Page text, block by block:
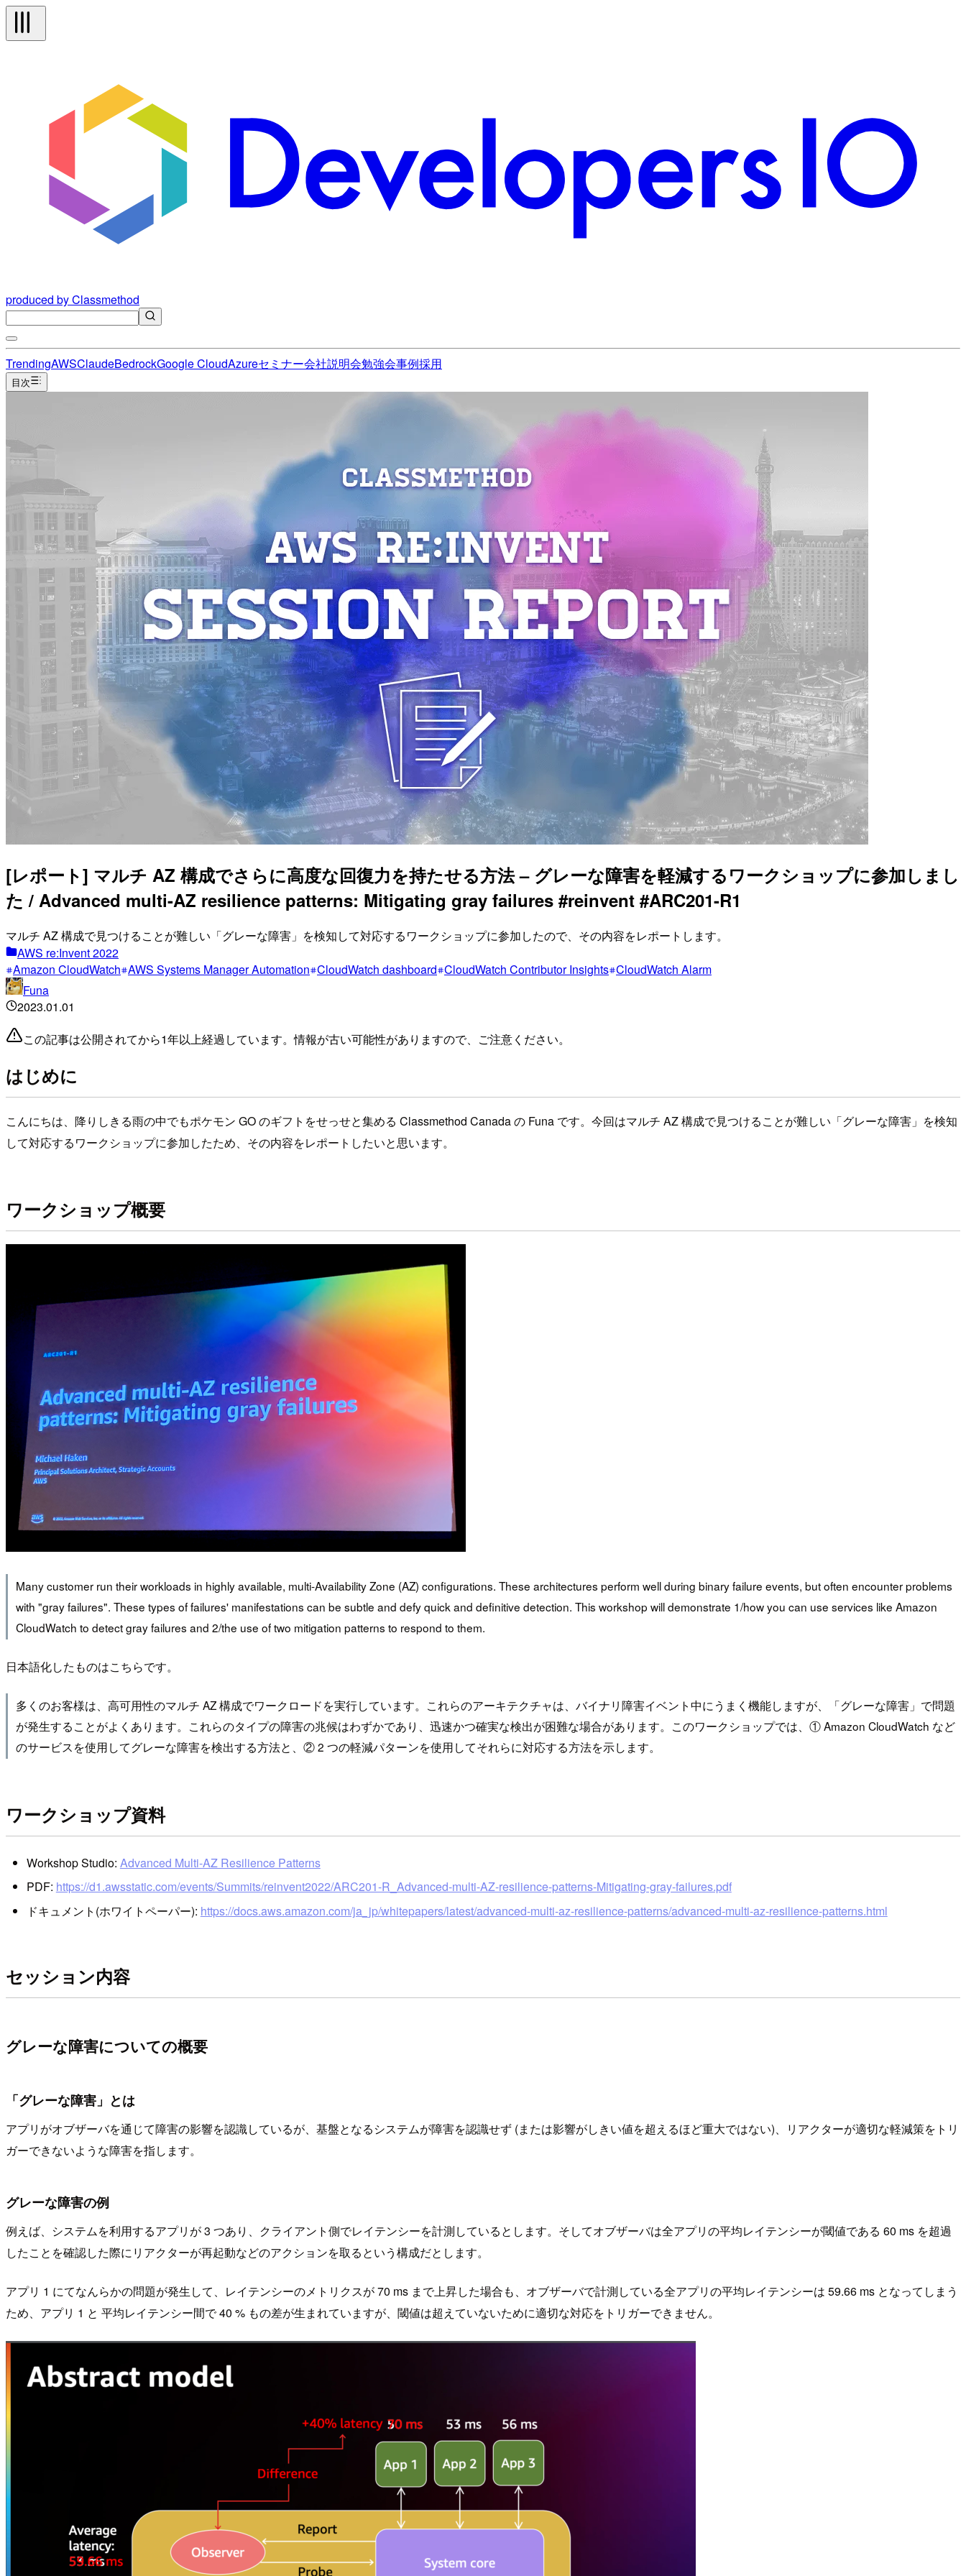
produced by Classmethod
TrendingAWSClaudeBedrockGoogle CloudAzureセミナー会社説明会勉強会事例採用
目次
[レポート] マルチ AZ 構成でさらに高度な回復力を持たせる方法 – グレーな障害を軽減するワークショップに参加しまし
た / Advanced multi-AZ resilience patterns: Mitigating gray failures #reinvent #ARC201-R1
マルチ AZ 構成で見つけることが難しい「グレーな障害」を検知して対応するワークショップに参加したので、その内容をレポートします。
AWS re:Invent 2022
Amazon CloudWatch AWS Systems Manager Automation CloudWatch dashboard CloudWatch Contributor Insights CloudWatch Alarm
Funa
2023.01.01
この記事は公開されてから1年以上経過しています。情報が古い可能性がありますので、ご注意ください。
はじめに
こんにちは、降りしきる雨の中でもポケモン GO のギフトをせっせと集める Classmethod Canada の Funa です。今回はマルチ AZ 構成で見つけることが難しい「グレーな障害」を検知
して対応するワークショップに参加したため、その内容をレポートしたいと思います。
ワークショップ概要
Many customer run their workloads in highly available, multi-Availability Zone (AZ) configurations. These architectures perform well during binary failure events, but often encounter problems
with "gray failures". These types of failures' manifestations can be subtle and defy quick and definitive detection. This workshop will demonstrate 1/how you can use services like Amazon
CloudWatch to detect gray failures and 2/the use of two mitigation patterns to respond to them.
日本語化したものはこちらです。
多くのお客様は、高可用性のマルチ AZ 構成でワークロードを実行しています。これらのアーキテクチャは、バイナリ障害イベント中にうまく機能しますが、「グレーな障害」で問題
が発生することがよくあります。これらのタイプの障害の兆候はわずかであり、迅速かつ確実な検出が困難な場合があります。このワークショップでは、① Amazon CloudWatch など
のサービスを使用してグレーな障害を検出する方法と、② 2 つの軽減パターンを使用してそれらに対応する方法を示します。
ワークショップ資料
Workshop Studio: Advanced Multi-AZ Resilience Patterns
PDF: https://d1.awsstatic.com/events/Summits/reinvent2022/ARC201-R_Advanced-multi-AZ-resilience-patterns-Mitigating-gray-failures.pdf
ドキュメント(ホワイトペーパー): https://docs.aws.amazon.com/ja_jp/whitepapers/latest/advanced-multi-az-resilience-patterns/advanced-multi-az-resilience-patterns.html
セッション内容
グレーな障害についての概要
「グレーな障害」とは
アプリがオブザーバを通じて障害の影響を認識しているが、基盤となるシステムが障害を認識せず (または影響がしきい値を超えるほど重大ではない)、リアクターが適切な軽減策をトリ
ガーできないような障害を指します。
グレーな障害の例
例えば、システムを利用するアプリが 3 つあり、クライアント側でレイテンシーを計測しているとします。そしてオブザーバは全アプリの平均レイテンシーが閾値である 60 ms を超過
したことを確認した際にリアクターが再起動などのアクションを取るという構成だとします。
アプリ 1 にてなんらかの問題が発生して、レイテンシーのメトリクスが 70 ms まで上昇した場合も、オブザーバで計測している全アプリの平均レイテンシーは 59.66 ms となってしまう
ため、アプリ 1 と 平均レイテンシー間で 40 % もの差が生まれていますが、閾値は超えていないために適切な対応をトリガーできません。